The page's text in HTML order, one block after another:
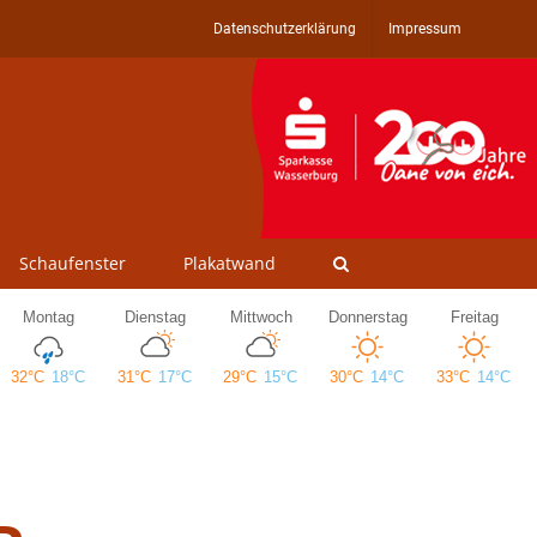
Datenschutzerklärung Impressum
Schaufenster Plakatwand